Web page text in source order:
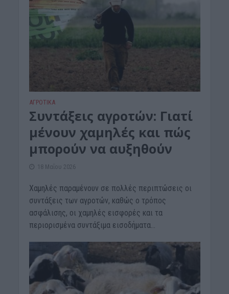
ΑΓΡΟΤΙΚΑ
Συντάξεις αγροτών: Γιατί
μένουν χαμηλές και πώς
μπορούν να αυξηθούν
18 Μαΐου 2026
Χαμηλές παραμένουν σε πολλές περιπτώσεις οι
συντάξεις των αγροτών, καθώς ο τρόπος
ασφάλισης, οι χαμηλές εισφορές και τα
περιορισμένα συντάξιμα εισοδήματα...